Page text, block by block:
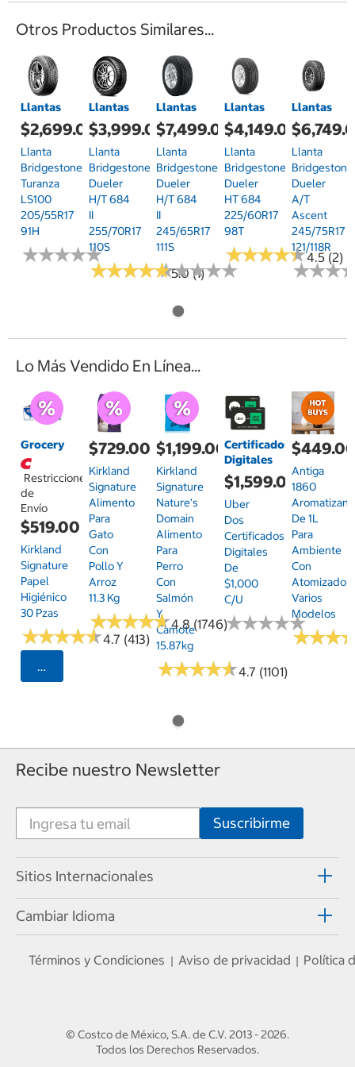
Otros Productos Similares...
Llantas
$2,699.00
Llanta
Bridgestone
Turanza
LS100
205/55R17
91H
★★★★★
★★★★★
Llantas
$3,999.00
Llanta
Bridgestone
Dueler
H/T 684
II
255/70R17
110S
★★★★★
★★★★★5.0 (1)
Llantas
$7,499.00
Llanta
Bridgestone
Dueler
H/T 684
II
245/65R17
111S
★★★★★
★★★★★
Llantas
$4,149.00
Llanta
Bridgestone
Dueler
HT 684
225/60R17
98T
★★★★★
★★★★★4.5 (2)
Llantas
Llanta
Bridgestone
Dueler
A/T
Ascent
245/75R17
121/118R
★★★
★★★
Lo Más Vendido En Línea...
Grocery
Restricciones
de
Envío
$519.00
Kirkland
Signature
Papel
Higiénico
30 Pzas
★★★★★
★★★★★4.7 (413)
Seleccionar Código Postal
$729.00
Kirkland
Signature
Alimento
Para
Gato
Con
Pollo Y
Arroz
11.3 Kg
★★★★★
★★★★★4.8 (1746)
$1,199.00
Kirkland
Signature
Nature's
Domain
Alimento
Para
Perro
Con
Salmón
Y
Camote
15.87kg
★★★★★
★★★★★4.7 (1101)
Certificados
Digitales
$1,599.00
Uber
Dos
Certificados
Digitales
De
$1,000
C/u
★★★★★
★★★★★
Antiga
1860
De 1L
Para
Ambiente
Con
Atomizador,
Varios
Modelos
★★★
★★★
Recibe nuestro Newsletter
Sitios Internacionales
Cambiar Idioma
Términos y Condiciones | Aviso de privacidad | Política
© Costco de México, S.A. de C.V.2013 - 2026.
Todos los Derechos Reservados.